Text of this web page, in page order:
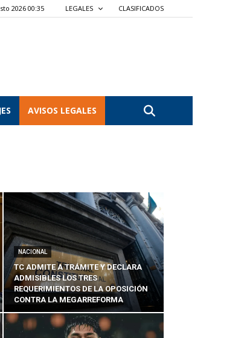
2026 00:35 LEGALES CLASIFICADOS
AVISOS LEGALES
NACIONAL
TC ADMITE A TRÁMITE Y DECLARA
ADMISIBLES LOS TRES
REQUERIMIENTOS DE LA OPOSICIÓN
CONTRA LA MEGARREFORMA